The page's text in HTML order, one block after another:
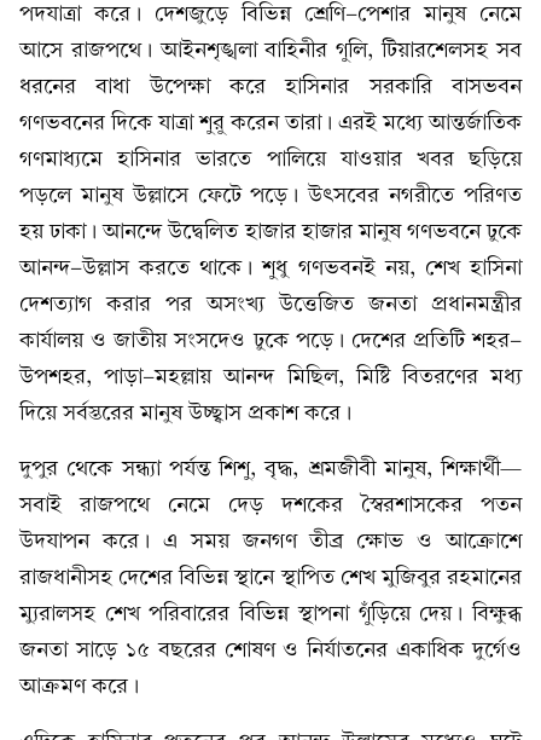
পদযাত্রা করে। দেশজুড়ে বিভিন্ন শ্রেণি-পেশার মানুষ নেমে
আসে রাজপথে। আইনশৃঙ্খলা বাহিনীর গুলি, টিয়ারশেলসহ সব
ধরনের বাধা উপেক্ষা করে হাসিনার সরকারি বাসভবন
গণভবনের দিকে যাত্রা শুরু করেন তারা। এরই মধ্যে আন্তর্জাতিক
গণমাধ্যমে হাসিনার ভারতে পালিয়ে যাওয়ার খবর ছড়িয়ে
পড়লে মানুষ উল্লাসে ফেটে পড়ে। উৎসবের নগরীতে পরিণত
হয় ঢাকা। আনন্দে উদ্বেলিত হাজার হাজার মানুষ গণভবনে ঢুকে
আনন্দ-উল্লাস করতে থাকে। শুধু গণভবনই নয়, শেখ হাসিনা
দেশত্যাগ করার পর অসংখ্য উত্তেজিত জনতা প্রধানমন্ত্রীর
কার্যালয় ও জাতীয় সংসদেও ঢুকে পড়ে। দেশের প্রতিটি শহর-
উপশহর, পাড়া-মহল্লায় আনন্দ মিছিল, মিষ্টি বিতরণের মধ্য
দিয়ে সর্বস্তরের মানুষ উচ্ছ্বাস প্রকাশ করে।
দুপুর থেকে সন্ধ্যা পর্যন্ত শিশু, বৃদ্ধ, শ্রমজীবী মানুষ, শিক্ষার্থী—
সবাই রাজপথে নেমে দেড় দশকের স্বৈরশাসকের পতন
উদযাপন করে। এ সময় জনগণ তীব্র ক্ষোভ ও আক্রোশে
রাজধানীসহ দেশের বিভিন্ন স্থানে স্থাপিত শেখ মুজিবুর রহমানের
ম্যুরালসহ শেখ পরিবারের বিভিন্ন স্থাপনা গুঁড়িয়ে দেয়। বিক্ষুব্ধ
জনতা সাড়ে ১৫ বছরের শোষণ ও নির্যাতনের একাধিক দুর্গেও
আক্রমণ করে।